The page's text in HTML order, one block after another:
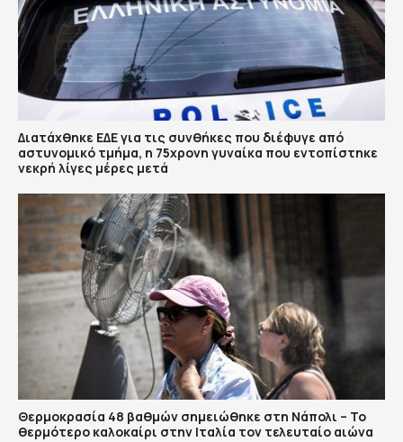
Διατάχθηκε ΕΔΕ για τις συνθήκες που διέφυγε από
αστυνομικό τμήμα, η 75χρονη γυναίκα που εντοπίστηκε
νεκρή λίγες μέρες μετά
Θερμοκρασία 48 βαθμών σημειώθηκε στη Νάπολι – Το
θερμότερο καλοκαίρι στην Ιταλία τον τελευταίο αιώνα